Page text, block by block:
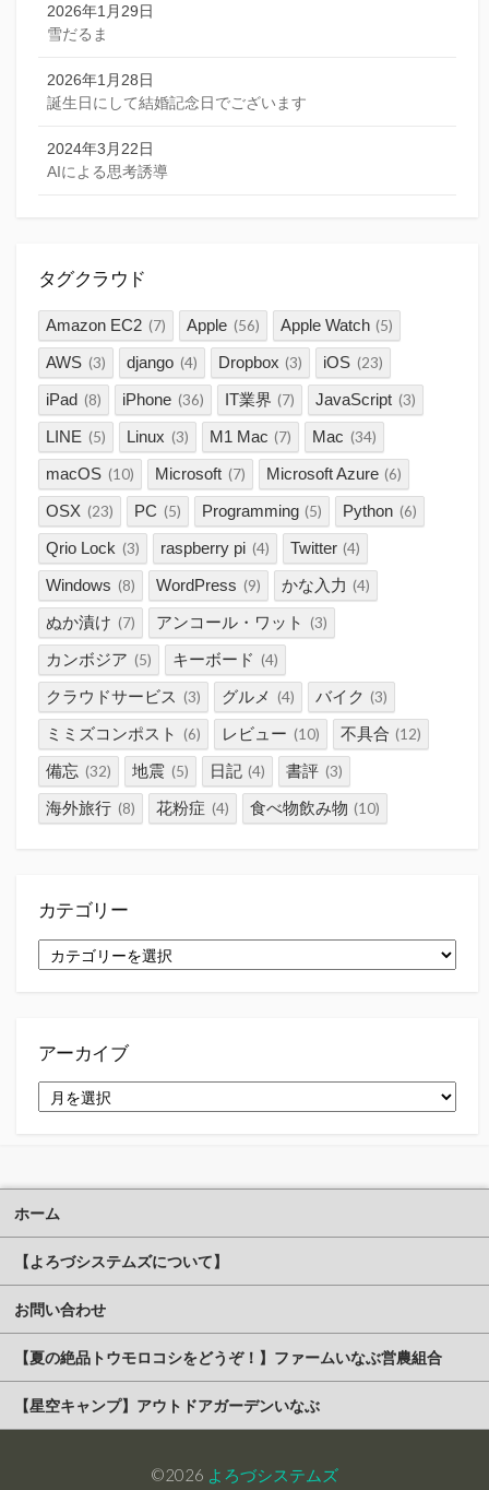
2026年1月29日
雪だるま
2026年1月28日
誕生日にして結婚記念日でございます
2024年3月22日
AIによる思考誘導
タグクラウド
Amazon EC2 (7) Apple (56) Apple Watch (5)
AWS (3) django (4) Dropbox (3) iOS (23)
iPad (8) iPhone (36) IT業界 (7) JavaScript (3)
LINE (5) Linux (3) M1 Mac (7) Mac (34)
macOS (10) Microsoft (7) Microsoft Azure (6)
OSX (23) PC (5) Programming (5) Python (6)
Qrio Lock (3) raspberry pi (4) Twitter (4)
Windows (8) WordPress (9) かな入力 (4)
ぬか漬け (7) アンコール・ワット (3)
カンボジア (5) キーボード (4)
クラウドサービス (3) グルメ (4) バイク (3)
ミミズコンポスト (6) レビュー (10) 不具合 (12)
備忘 (32) 地震 (5) 日記 (4) 書評 (3)
海外旅行 (8) 花粉症 (4) 食べ物飲み物 (10)
カテゴリー
テ
アーカイブ
ー
ホーム
【よろづシステムズについて】
お問い合わせ
【夏の絶品トウモロコシをどうぞ！】ファームいなぶ営農組合
【星空キャンプ】アウトドアガーデンいなぶ
©2026 よろづシステムズ